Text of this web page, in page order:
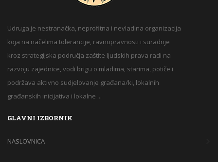
Udruga je nestranačka, neprofitna i nevladina organizacija
koja na načelima tolerancije, ravnopravnosti i suradnje
kroz strategijska područja zaštite ljudskih prava radi na
razvoju zajednice, vodi brigu o mladima, starima, potiče i
podržava aktivno sudjelovanje građana/ki, lokalnih
građanskih inicijativa i lokalne ...
GLAVNI IZBORNIK
NASLOVNICA